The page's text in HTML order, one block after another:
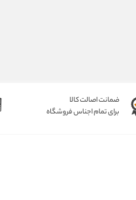
ضمانت اصالت کالا
برای تمام اجناس فروشگاه